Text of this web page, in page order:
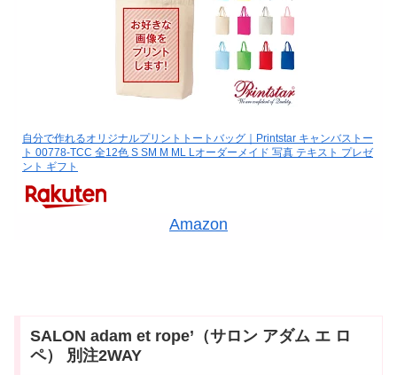
自分で作れるオリジナルプリントトートバッグ｜Printstar キャンバストー
ト 00778-TCC 全12色 S SM M ML Lオーダーメイド 写真 テキスト プレゼ
ント ギフト
Amazon
SALON adam et rope’（サロン アダム エ ロ
ペ） 別注2WAY